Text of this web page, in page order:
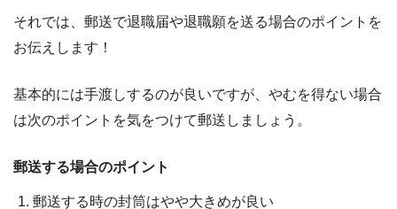
それでは、郵送で退職届や退職願を送る場合のポイントを
お伝えします！
基本的には手渡しするのが良いですが、やむを得ない場合
は次のポイントを気をつけて郵送しましょう。
郵送する場合のポイント
郵送する時の封筒はやや大きめが良い